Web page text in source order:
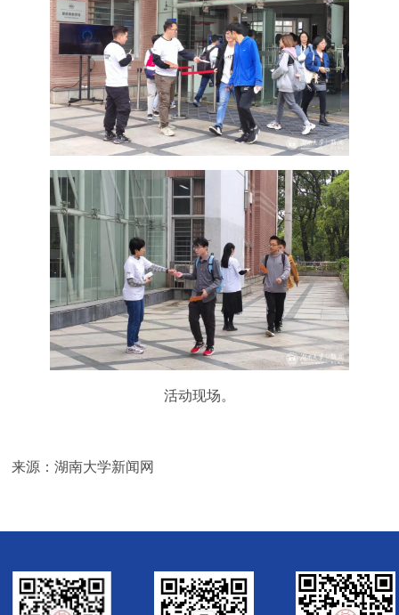
活动现场。
来源：湖南大学新闻网